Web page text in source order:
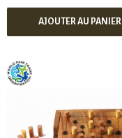
AJOUTER AU PANIER